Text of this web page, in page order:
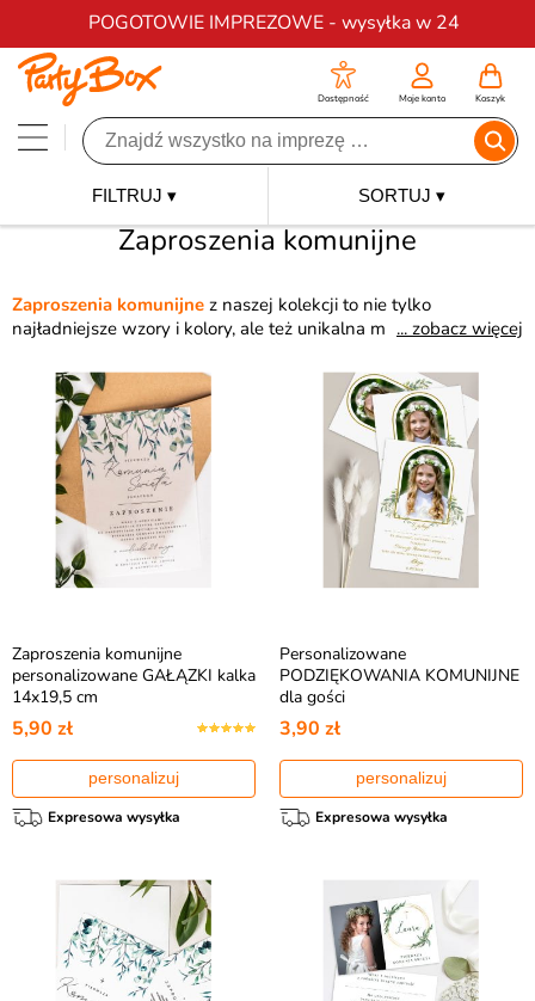
POGOTOWIE IMPREZOWE - wysyłka w 24
Darmowa dostawa na zamówienia od 200 zł
Dostępność Moje konto Koszyk
Zaproszenia komunijne
... zobacz więcej
Zaproszenia komunijne z naszej kolekcji to nie tylko
najładniejsze wzory i kolory, ale też unikalna możliwość
się wyjątkowo docenieni, a do tego same zaproszenia
komunijne
będą ładną pamiątką z uroczystości. Wiele
ciekawych wzorów pozwala dopasować zaproszenie do
komunii chłopców i dziewczynek oraz ich indywidualnych
upodobań.
FILTRUJ ▾ SORTUJ ▾
Zaproszenia komunijne
personalizowane GAŁĄZKI kalka
14x19,5 cm
5,90 zł
personalizuj
Expresowa wysyłka
Personalizowane
PODZIĘKOWANIA KOMUNIJNE
dla gości
3,90 zł
personalizuj
Expresowa wysyłka